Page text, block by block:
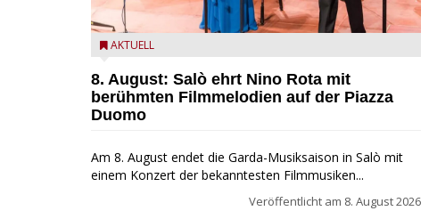
Estate Musicale del Garda: Salò ehrt Nino Rota
AKTUELL
8. August: Salò ehrt Nino Rota mit
berühmten Filmmelodien auf der Piazza
Duomo
Am 8. August endet die Garda-Musiksaison in Salò mit
einem Konzert der bekanntesten Filmmusiken...
Veröffentlicht am 8. August 2026